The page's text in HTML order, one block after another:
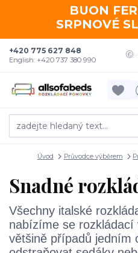
BUON
SRPNOVÉ
+420 775 627 848
English: +420 737 380 990
Úvod Průvodce výběrem
Snadné
Všechny italské
nabízíme se rozkládací
většině případů jedním